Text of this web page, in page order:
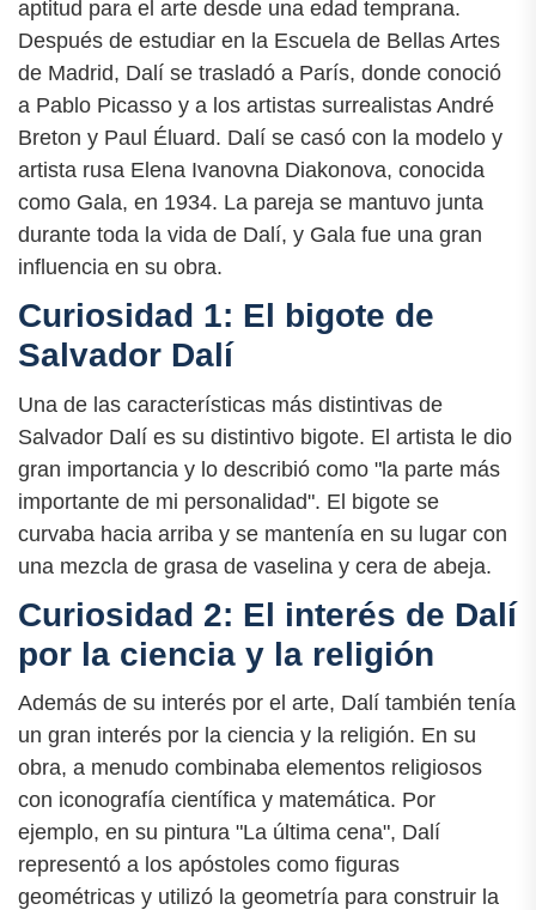
aptitud para el arte desde una edad temprana.
Después de estudiar en la Escuela de Bellas Artes
de Madrid, Dalí se trasladó a París, donde conoció
a Pablo Picasso y a los artistas surrealistas André
Breton y Paul Éluard. Dalí se casó con la modelo y
artista rusa Elena Ivanovna Diakonova, conocida
como Gala, en 1934. La pareja se mantuvo junta
durante toda la vida de Dalí, y Gala fue una gran
influencia en su obra.
Curiosidad 1: El bigote de
Salvador Dalí
Una de las características más distintivas de
Salvador Dalí es su distintivo bigote. El artista le dio
gran importancia y lo describió como "la parte más
importante de mi personalidad". El bigote se
curvaba hacia arriba y se mantenía en su lugar con
una mezcla de grasa de vaselina y cera de abeja.
Curiosidad 2: El interés de Dalí
por la ciencia y la religión
Además de su interés por el arte, Dalí también tenía
un gran interés por la ciencia y la religión. En su
obra, a menudo combinaba elementos religiosos
con iconografía científica y matemática. Por
ejemplo, en su pintura "La última cena", Dalí
representó a los apóstoles como figuras
geométricas y utilizó la geometría para construir la